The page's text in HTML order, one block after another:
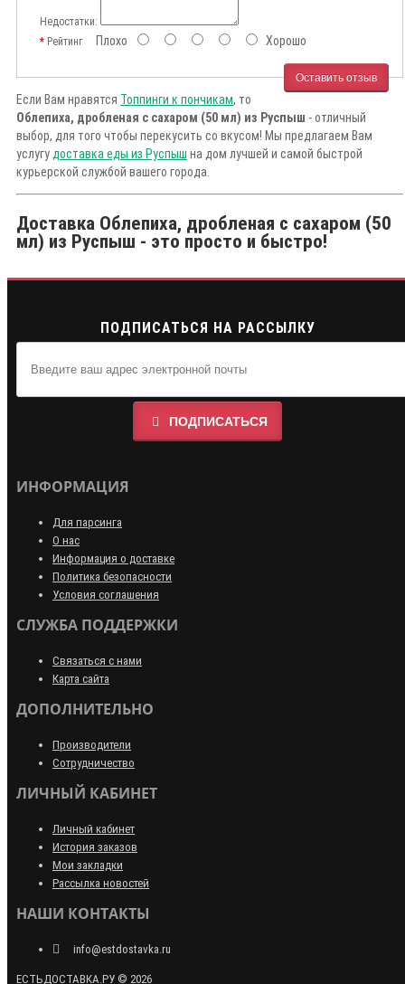
Недостатки:
РейтингПлохо Хорошо
Оставить отзыв
Если Вам нравятся Топпинги к пончикам, то
Облепиха, дробленая с сахаром (50 мл) из Руспыш - отличный
выбор, для того чтобы перекусить со вкусом! Мы предлагаем Вам
услугу доставка еды из Руспыш на дом лучшей и самой быстрой
курьерской службой вашего города.
Доставка Облепиха, дробленая с сахаром (50
мл) из Руспыш - это просто и быстро!
ПОДПИСАТЬСЯ НА РАССЫЛКУ
ПОДПИСАТЬСЯ
ИНФОРМАЦИЯ
Для парсинга
О нас
Информация о доставке
Политика безопасности
Условия соглашения
СЛУЖБА ПОДДЕРЖКИ
Связаться с нами
Карта сайта
ДОПОЛНИТЕЛЬНО
Производители
Сотрудничество
ЛИЧНЫЙ КАБИНЕТ
Личный кабинет
История заказов
Мои закладки
Рассылка новостей
НАШИ КОНТАКТЫ
info@estdostavka.ru
ЕСТЬДОСТАВКА.РУ © 2026